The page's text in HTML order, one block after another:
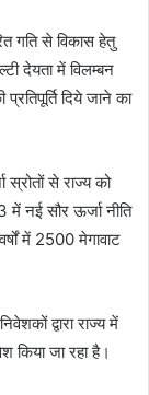
गति से विकास हेतु
देयता में विलम्बन
दिये जाने का
स्रोतों से राज्य को
में नई सौर ऊर्जा नीति
में 2500 मेगावाट
द्वारा राज्य में
किया जा रहा है।